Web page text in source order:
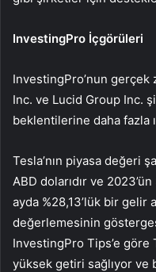
InvestingPro İçgörüleri
InvestingPro’nun gerçek
Inc. ve Lucid Group Inc.
beklentilerine daha fazla
Tesla’nın piyasa değeri
ABD dolarıdır ve
ayda %28,13’lük bir gelir
değerlemesinin
InvestingPro Tips’e göre
yüksek getiri sağlıyor ve